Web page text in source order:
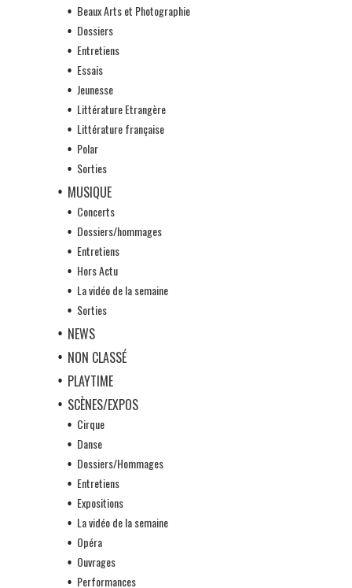
Beaux Arts et Photographie
Dossiers
Entretiens
Essais
Jeunesse
Littérature Etrangère
Littérature française
Polar
Sorties
MUSIQUE
Concerts
Dossiers/hommages
Entretiens
Hors Actu
La vidéo de la semaine
Sorties
NEWS
NON CLASSÉ
PLAYTIME
SCÈNES/EXPOS
Cirque
Danse
Dossiers/Hommages
Entretiens
Expositions
La vidéo de la semaine
Opéra
Ouvrages
Performances